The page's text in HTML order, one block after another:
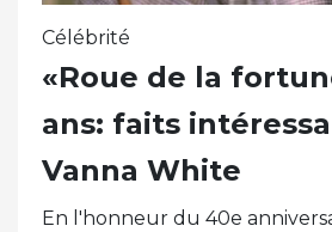
Célébrité
«Roue de la
ans: faits
Vanna White
En l'honneur du 40e